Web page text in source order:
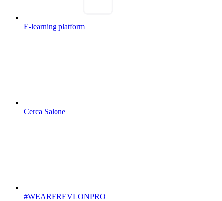
E-learning platform
Cerca Salone
#WEAREREVLONPRO